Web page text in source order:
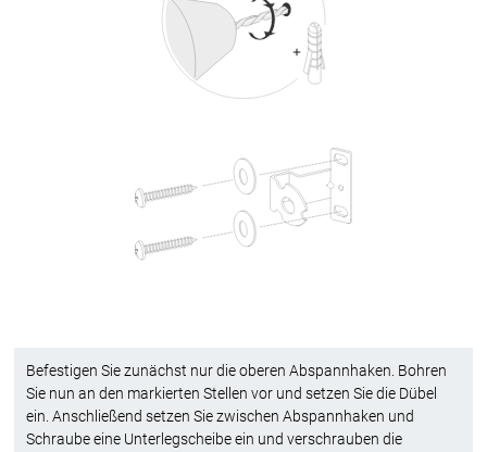
Befestigen Sie zunächst nur die oberen Abspannhaken. Bohren
Sie nun an den markierten Stellen vor und setzen Sie die Dübel
ein. Anschließend setzen Sie zwischen Abspannhaken und
Schraube eine Unterlegscheibe ein und verschrauben die